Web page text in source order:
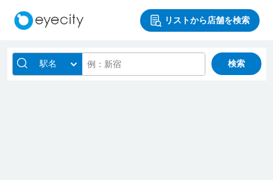
リストから店舗を検索
駅名 検索